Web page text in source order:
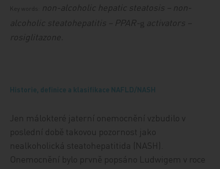
Key words:
non-alcoholic hepatic steatosis – non-
alcoholic steatohepatitis – PPAR- g activators –
rosiglitazone.
Historie, definice a klasifikace NAFLD/NASH
Jen málokteré jaterní onemocnění vzbudilo v
poslední době takovou pozornost jako
nealkoholická steatohepatitida (NASH).
Onemocnění bylo prvně popsáno Ludwigem v roce